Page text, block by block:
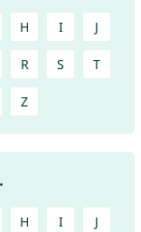
H I J
R S T
Z
H I J